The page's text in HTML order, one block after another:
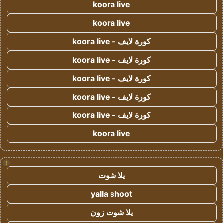
koora live
koora live
كورة لايف - koora live
كورة لايف - koora live
كورة لايف - koora live
كورة لايف - koora live
كورة لايف - koora live
koora live
!
يلا شوت
yalla shoot
يلا شوت زون